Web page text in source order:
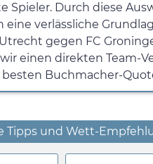
Spieler. Durch diese
eine verlässliche
gegen FC
einen direkten Team-
Buchmacher-
Tipps und Wett-